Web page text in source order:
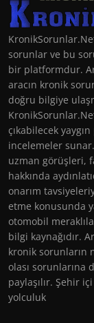
sorunlar ve bu
bir platformdur.
aracın kronik
doğru bilgiye
çıkabilecek
incelemeler
uzman görüşleri,
hakkında
onarım
etme konusunda
otomobil
bilgi kaynağıdır.
kronik sorunların
olası
paylaşılır. Şehir
yolculuk